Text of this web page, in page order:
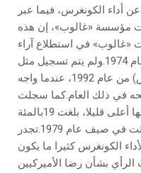
أداء الكونغرس، فيما عبر
مؤسسة «غالوب»، إن هذه
«غالوب» في استطلاع آراء
الأميركيين بشأن الكونغرس في عام 1974.ولم يتم تسجيل مثل
هذه النسبة سوى في آذار (مارس) من عام 1992، عندما واجه
في ذلك العام.كما سجلت
استطلاعات الرأي نسبة مشابهة، لكنها أعلى قليلا، بلغت 19بالمئة
وذلك خلال أزمة الطاقة التي حدثت في صيف عام 1979.تجدر
الكونغرس كثيرا ما يكون
بشأن رضا الأميركيين